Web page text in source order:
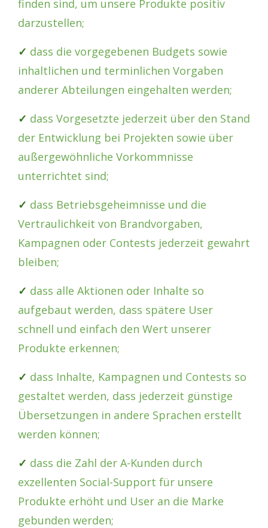
finden sind, um unsere Produkte positiv
darzustellen;
✓ dass die vorgegebenen Budgets sowie
inhaltlichen und terminlichen Vorgaben
anderer Abteilungen eingehalten werden;
✓ dass Vorgesetzte jederzeit über den Stand
der Entwicklung bei Projekten sowie über
außergewöhnliche Vorkommnisse
unterrichtet sind;
✓ dass Betriebsgeheimnisse und die
Vertraulichkeit von Brandvorgaben,
Kampagnen oder Contests jederzeit gewahrt
bleiben;
✓ dass alle Aktionen oder Inhalte so
aufgebaut werden, dass spätere User
schnell und einfach den Wert unserer
Produkte erkennen;
✓ dass Inhalte, Kampagnen und Contests so
gestaltet werden, dass jederzeit günstige
Übersetzungen in andere Sprachen erstellt
werden können;
✓ dass die Zahl der A-Kunden durch
exzellenten Social-Support für unsere
Produkte erhöht und User an die Marke
gebunden werden;